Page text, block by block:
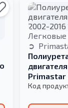
Легковые
Primastar
Код